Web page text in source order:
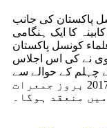
علماء کونسل پاکستان کی جانب
کا ایک ہنگامی
کونسل پاکستان
نے کی اس اجلاس
چہلم کے حوالے سے
بات کی گئی شہداء کا چہلم 30 مارچ 2017 بروز جمعرات
منعقد ہوگا۔